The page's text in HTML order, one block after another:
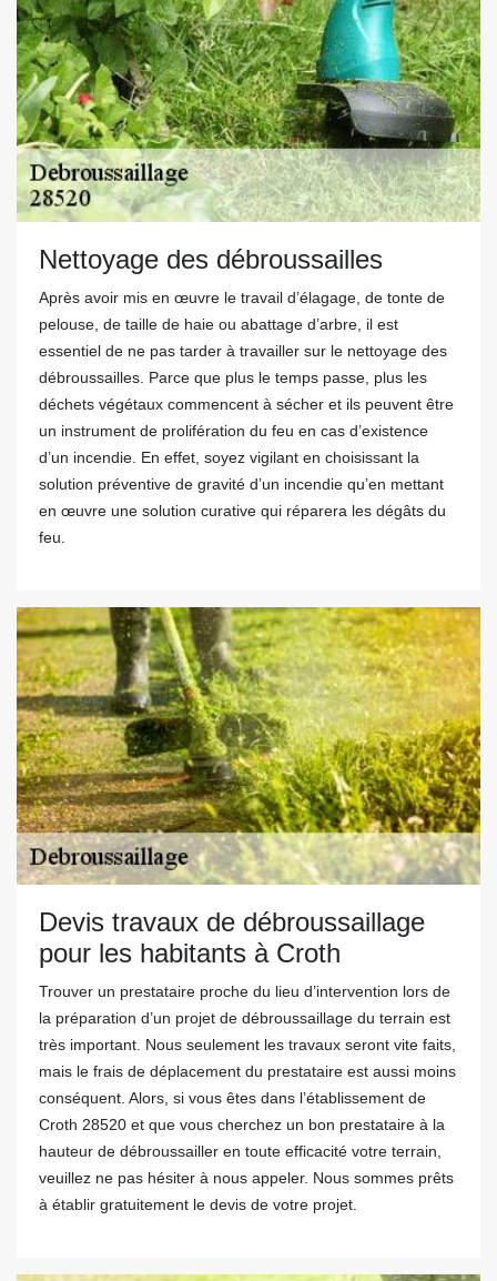
Nettoyage des débroussailles
Après avoir mis en œuvre le travail d’élagage, de tonte de
pelouse, de taille de haie ou abattage d’arbre, il est
essentiel de ne pas tarder à travailler sur le nettoyage des
débroussailles. Parce que plus le temps passe, plus les
déchets végétaux commencent à sécher et ils peuvent être
un instrument de prolifération du feu en cas d’existence
d’un incendie. En effet, soyez vigilant en choisissant la
solution préventive de gravité d’un incendie qu’en mettant
en œuvre une solution curative qui réparera les dégâts du
feu.
Devis travaux de débroussaillage
pour les habitants à Croth
Trouver un prestataire proche du lieu d’intervention lors de
la préparation d’un projet de débroussaillage du terrain est
très important. Nous seulement les travaux seront vite faits,
mais le frais de déplacement du prestataire est aussi moins
conséquent. Alors, si vous êtes dans l’établissement de
Croth 28520 et que vous cherchez un bon prestataire à la
hauteur de débroussailler en toute efficacité votre terrain,
veuillez ne pas hésiter à nous appeler. Nous sommes prêts
à établir gratuitement le devis de votre projet.